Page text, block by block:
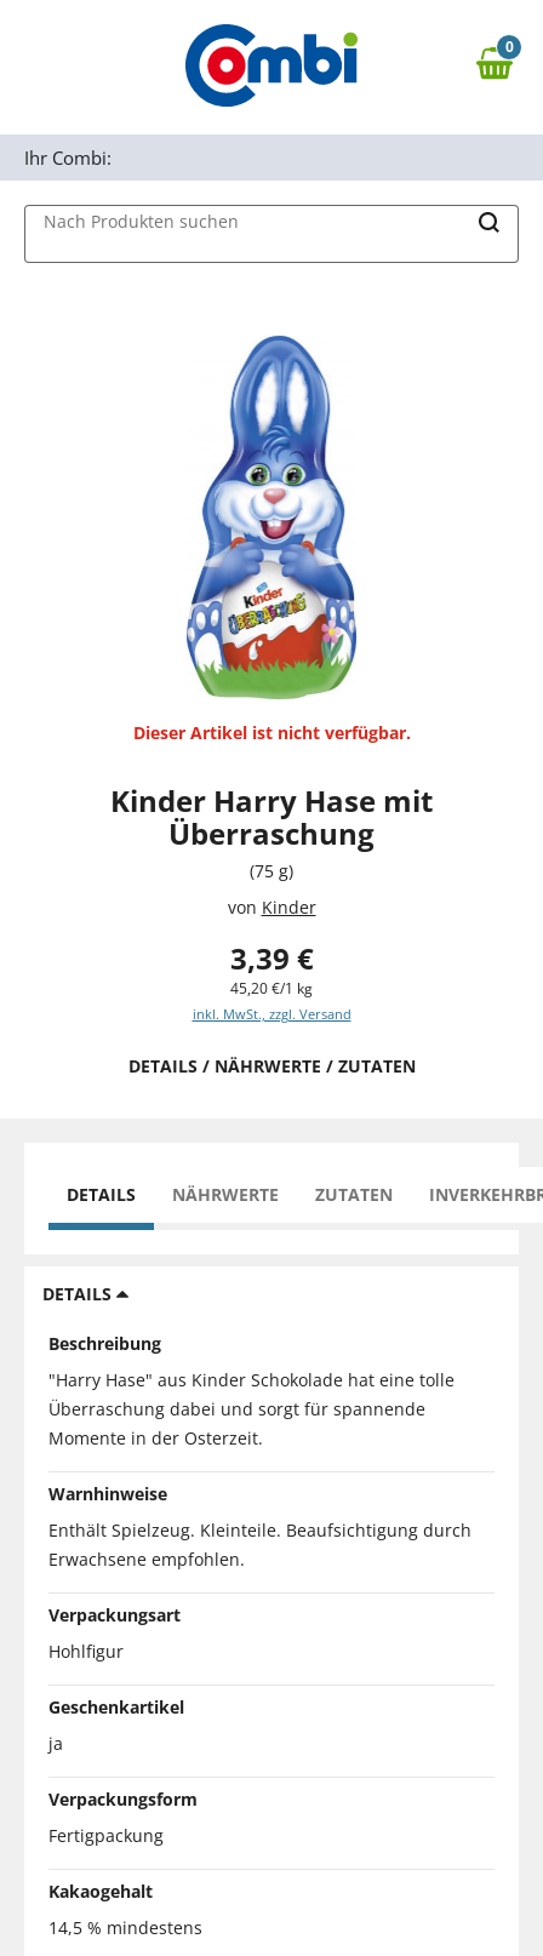
Zur Navigation springen
0,00 €
0
Nach Produkten suchen
Ihr Combi:
Dieser Artikel ist nicht verfügbar.
Kinder Harry Hase mit
Überraschung
(75 g)
von Kinder
3,39 €
45,20 €/1 kg
inkl. MwSt., zzgl. Versand
DETAILS / NÄHRWERTE / ZUTATEN
DETAILS NÄHRWERTE ZUTATEN
DETAILS
Beschreibung
"Harry Hase" aus Kinder Schokolade hat eine tolle
Überraschung dabei und sorgt für spannende
Momente in der Osterzeit.
Warnhinweise
Enthält Spielzeug. Kleinteile. Beaufsichtigung durch
Erwachsene empfohlen.
Verpackungsart
Hohlfigur
Geschenkartikel
ja
Verpackungsform
Fertigpackung
Kakaogehalt
14,5 % mindestens